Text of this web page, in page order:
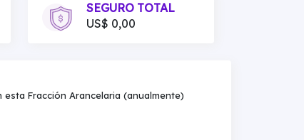
SEGURO TOTAL
US$ 0,00
Fracción Arancelaria (anualmente)